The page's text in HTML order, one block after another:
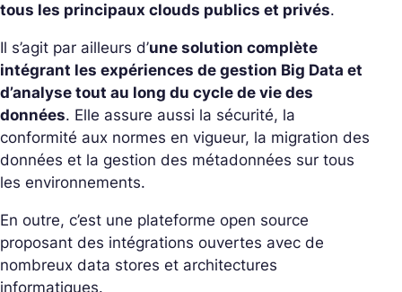
tous les principaux clouds publics et privés.
Il s’agit par ailleurs d’une solution complète
intégrant les expériences de gestion Big Data et
d’analyse tout au long du cycle de vie des
données. Elle assure aussi la sécurité, la
conformité aux normes en vigueur, la migration des
données et la gestion des métadonnées sur tous
les environnements.
En outre, c’est une plateforme open source
proposant des intégrations ouvertes avec de
nombreux data stores et architectures
informatiques.